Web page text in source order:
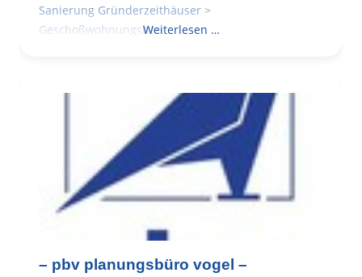
Sanierung Gründerzeithäuser >
GeschoßwohnungsbauWeiterlesen …
– pbv planungsbüro vogel –